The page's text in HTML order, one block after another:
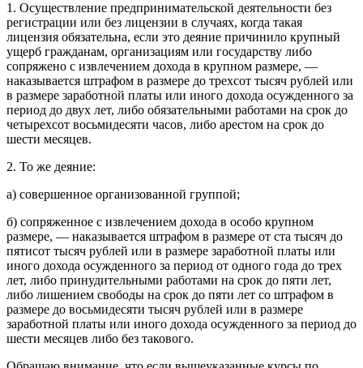
1. Осуществление предпринимательской деятельности без
регистрации или без лицензии в случаях, когда такая
лицензия обязательна, если это деяние причинило крупный
ущерб гражданам, организациям или государству либо
сопряжено с извлечением дохода в крупном размере, —
наказывается штрафом в размере до трехсот тысяч рублей или
в размере заработной платы или иного дохода осужденного за
период до двух лет, либо обязательными работами на срок до
четырехсот восьмидесяти часов, либо арестом на срок до
шести месяцев.
2. То же деяние:
а) совершенное организованной группой;
б) сопряженное с извлечением дохода в особо крупном
размере, — наказывается штрафом в размере от ста тысяч до
пятисот тысяч рублей или в размере заработной платы или
иного дохода осужденного за период от одного года до трех
лет, либо принудительными работами на срок до пяти лет,
либо лишением свободы на срок до пяти лет со штрафом в
размере до восьмидесяти тысяч рублей или в размере
заработной платы или иного дохода осужденного за период до
шести месяцев либо без такового.